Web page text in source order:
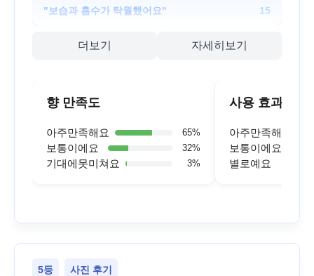
"보습과 흡수가 탁월했어요" 15
더보기 자세히보기
향 만족도
아주만족해요 65%
보통이에요 32%
기대에못미쳐요 3%
사용 효과
아주만족해요
보통이에요
별로예요
5등 사진 후기